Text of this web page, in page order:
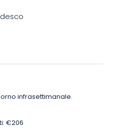
da ping pong.
d’Argonne vi accoglie in
nel cuore della natura
subito il vostro
infrasettimanale.
€206